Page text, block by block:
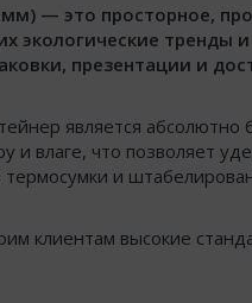
— это просторное,
экологические
презентации и
является
влаге, что позволяет
и
клиентам высокие